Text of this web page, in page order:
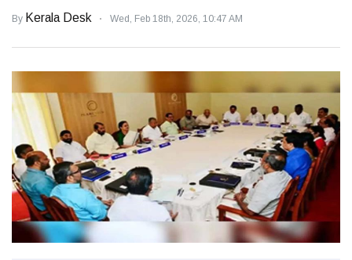
By Kerala Desk Wed, Feb 18th, 2026, 10:47 AM